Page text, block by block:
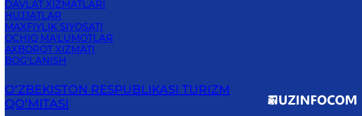
DAVLAT XIZMATLARI
HUJJATLAR
MAXFIYLIK SIYOSATI
OCHIQ MA'LUMOTLAR
AXBOROT XIZMATI
BOG‘LANISH
O‘ZBEKISTON RESPUBLIKASI TURIZM
QO‘MITASI